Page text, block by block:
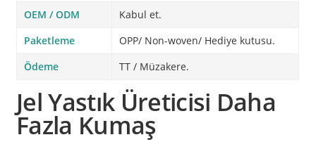
OEM / ODM
Kabul et.
Paketleme
OPP/ Non-woven/ Hediye kutusu.
Ödeme
TT / Müzakere.
Jel Yastık Üreticisi Daha
Fazla Kumaş